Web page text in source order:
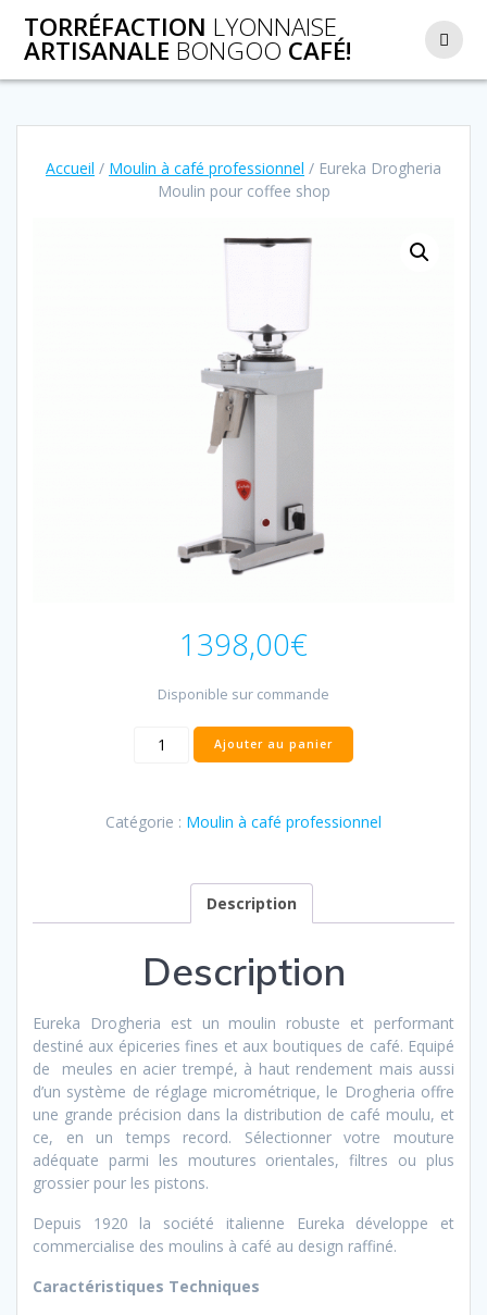
au
contenu
TORRÉFACTION LYONNAISE
ARTISANALE BONGOO CAFÉ!
Accueil / Moulin à café professionnel / Eureka Drogheria
Moulin pour coffee shop
1398,00€
Disponible sur commande
quantité
Moulin
Ajouter au panier
Catégorie : Moulin à café professionnel
Description
Description
Eureka Drogheria est un moulin robuste et performant
destiné aux épiceries fines et aux boutiques de café. Equipé
de meules en acier trempé, à haut rendement mais aussi
d’un système de réglage micrométrique, le Drogheria offre
une grande précision dans la distribution de café moulu, et
ce, en un temps record. Sélectionner votre mouture
adéquate parmi les moutures orientales, filtres ou plus
grossier pour les pistons.
Depuis 1920 la société italienne Eureka développe et
commercialise des moulins à café au design raffiné.
Caractéristiques Techniques